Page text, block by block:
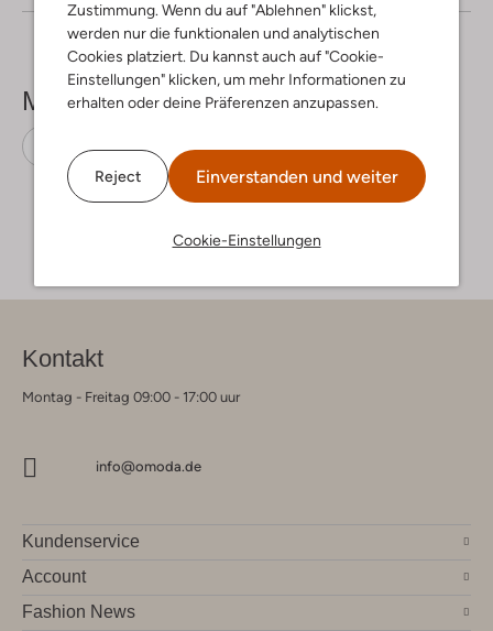
Zustimmung. Wenn du auf "Ablehnen" klickst,
werden nur die funktionalen und analytischen
Cookies platziert. Du kannst auch auf "Cookie-
Einstellungen" klicken, um mehr Informationen zu
erhalten oder deine Präferenzen anzupassen.
Reject Einverstanden und weiter
Cookie-Einstellungen
Mehr sehen
Schnürboots Panama Jack Wildleder
Kontakt
Montag - Freitag 09:00 - 17:00 uur
info@omoda.de
Kundenservice
Account
Fashion News